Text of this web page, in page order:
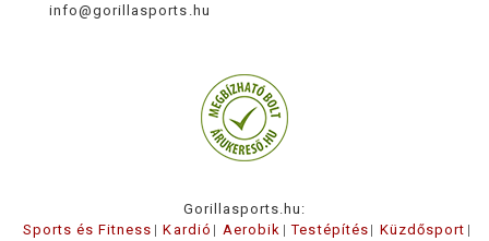
info@gorillasports.hu
Gorillasports.hu:
Sports és Fitness
Kardió Aerobik Testépítés
Küzdősport